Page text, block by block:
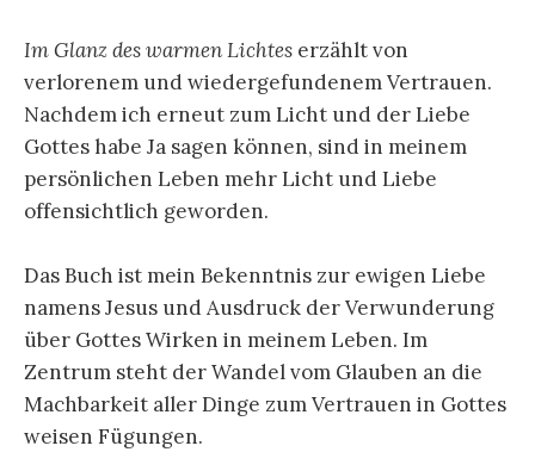
Im Glanz des warmen Lichtes erzählt von
verlorenem und wiedergefundenem Vertrauen.
Nachdem ich erneut zum Licht und der Liebe
Gottes habe Ja sagen können, sind in meinem
persönlichen Leben mehr Licht und Liebe
offensichtlich geworden.
Das Buch ist mein Bekenntnis zur ewigen Liebe
namens Jesus und Ausdruck der Verwunderung
über Gottes Wirken in meinem Leben. Im
Zentrum steht der Wandel vom Glauben an die
Machbarkeit aller Dinge zum Vertrauen in Gottes
weisen Fügungen.